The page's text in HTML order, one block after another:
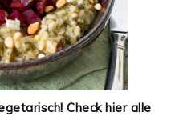
Check hier alle